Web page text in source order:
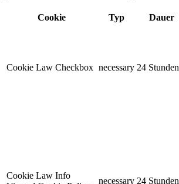
Cookie Typ Dauer
Cookie Law Checkbox necessary 24 Stunden
Cookie Law Info
necessary 24 Stunden